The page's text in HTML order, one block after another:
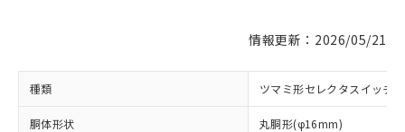
情報更新：2026/05/21
種類 ツマミ形セレクタスイッチ
胴体形状 丸胴形(φ16mm)